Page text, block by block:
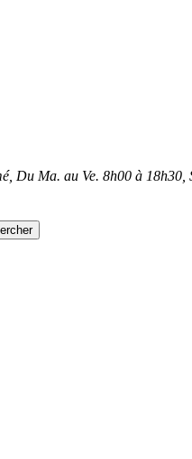
Du Ma. au Ve. 8h00 à 18h30,